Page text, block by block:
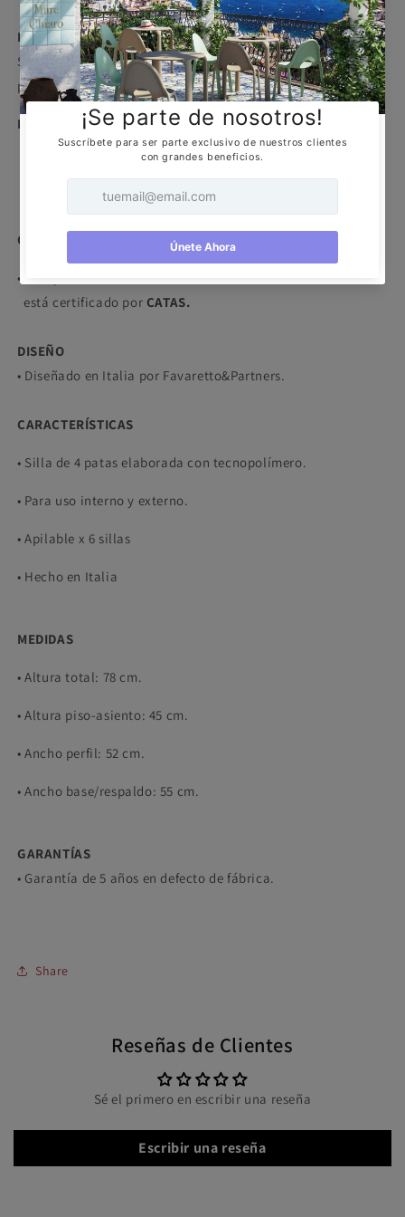
DESCRIPCIÓN
Silla elaborada en Bi-inyección de tecnopolímero de 4
puntas para uso interno y externo.
MARCA
CERTIFICACIÓN
• Este producto
está certificado por CATAS.
DISEÑO
• Diseñado en Italia por Favaretto&Partners.
CARACTERÍSTICAS
• Silla de 4 patas elaborada con tecnopolímero.
• Para uso interno y externo.
• Apilable x 6 sillas
• Hecho en Italia
MEDIDAS
• Altura total: 78 cm.
• Altura piso-asiento: 45 cm.
• Ancho perfil: 52 cm.
• Ancho base/respaldo: 55 cm.
GARANTÍAS
• Garantía de 5 años en defecto de fábrica.
Share
Reseñas de Clientes
Sé el primero en escribir una reseña
Escribir una reseña